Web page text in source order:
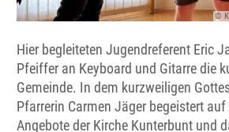
©
Hier begleiteten Jugendreferent Eric
Pfeiffer an Keyboard und Gitarre die
Gemeinde. In dem kurzweiligen
Pfarrerin Carmen Jäger begeistert
Angebote der Kirche Kunterbunt und